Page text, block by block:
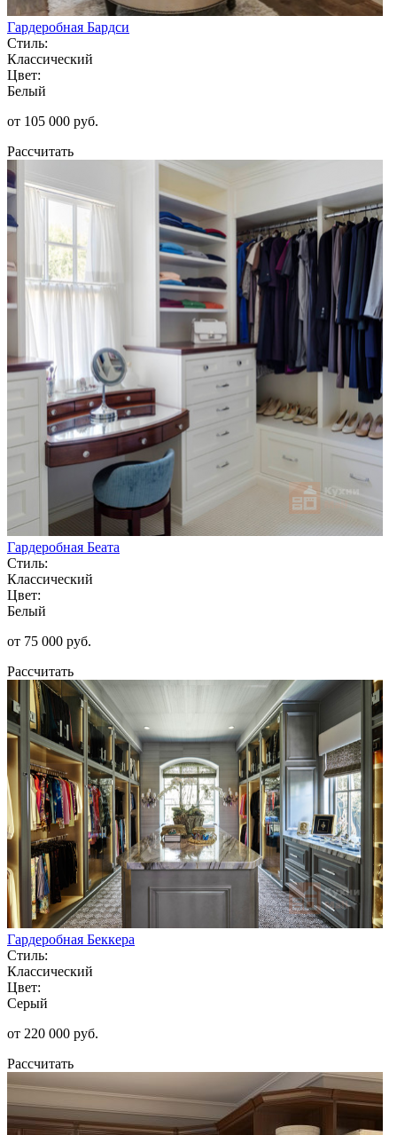
Гардеробная Бардси
Стиль:
Классический
Цвет:
Белый
от 105 000 руб.
Рассчитать
Гардеробная Беата
Стиль:
Классический
Цвет:
Белый
от 75 000 руб.
Рассчитать
Гардеробная Беккера
Стиль:
Классический
Цвет:
Серый
от 220 000 руб.
Рассчитать